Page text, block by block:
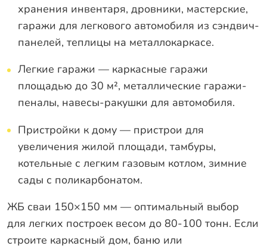
хранения инвентаря, дровники, мастерские,
гаражи для легкового автомобиля из сэндвич-
панелей, теплицы на металлокаркасе.
Легкие гаражи — каркасные гаражи
площадью до 30 м², металлические гаражи-
пеналы, навесы-ракушки для автомобиля.
Пристройки к дому — пристрои для
увеличения жилой площади, тамбуры,
котельные с легким газовым котлом, зимние
сады с поликарбонатом.
ЖБ сваи 150×150 мм — оптимальный выбор
для легких построек весом до 80-100 тонн. Если
строите каркасный дом, баню или